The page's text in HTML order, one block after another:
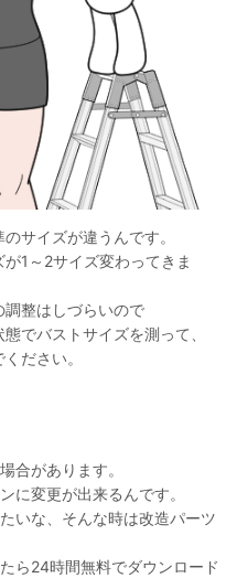
サイズが違うんです。
1～2サイズ変わってきま
整はしづらいので
でバストサイズを測って、
ださい。
合があります。
に変更が出来るんです。
いな、そんな時は改造パーツ
ら24時間無料でダウンロード